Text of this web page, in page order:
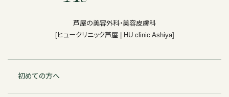
芦屋の美容外科・美容皮膚科
[ヒュークリニック芦屋 | HU clinic Ashiya]
初めての方へ